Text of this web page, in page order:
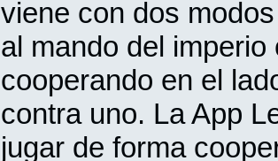
viene con dos
al mando del
cooperando en el
contra uno. La App
jugar de forma